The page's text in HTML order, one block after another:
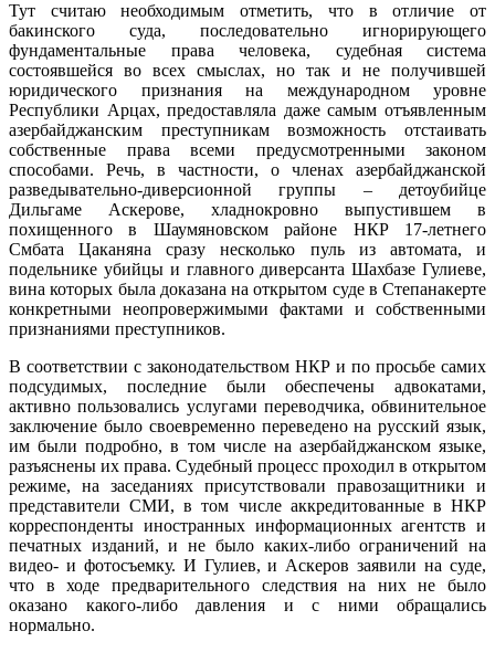
Тут считаю необходимым отметить, что в отличие от
бакинского суда, последовательно игнорирующего
фундаментальные права человека, судебная система
состоявшейся во всех смыслах, но так и не получившей
юридического признания на международном уровне
Республики Арцах, предоставляла даже самым отъявленным
азербайджанским преступникам возможность отстаивать
собственные права всеми предусмотренными законом
способами. Речь, в частности, о членах азербайджанской
разведывательно-диверсионной группы – детоубийце
Дильгаме Аскерове, хладнокровно выпустившем в
похищенного в Шаумяновском районе НКР 17-летнего
Смбата Цаканяна сразу несколько пуль из автомата, и
подельнике убийцы и главного диверсанта Шахбазе Гулиеве,
вина которых была доказана на открытом суде в Степанакерте
конкретными неопровержимыми фактами и собственными
признаниями преступников.
В соответствии с законодательством НКР и по просьбе самих
подсудимых, последние были обеспечены адвокатами,
активно пользовались услугами переводчика, обвинительное
заключение было своевременно переведено на русский язык,
им были подробно, в том числе на азербайджанском языке,
разъяснены их права. Судебный процесс проходил в открытом
режиме, на заседаниях присутствовали правозащитники и
представители СМИ, в том числе аккредитованные в НКР
корреспонденты иностранных информационных агентств и
печатных изданий, и не было каких-либо ограничений на
видео- и фотосъемку. И Гулиев, и Аскеров заявили на суде,
что в ходе предварительного следствия на них не было
оказано какого-либо давления и с ними обращались
нормально.